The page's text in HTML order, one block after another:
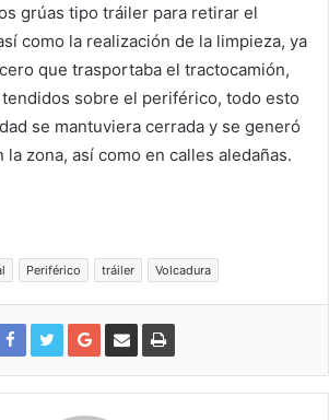
grúas tipo tráiler para retirar el
como la realización de la limpieza, ya
que trasportaba el tractocamión,
sobre el periférico, todo esto
se mantuviera cerrada y se generó
la zona, así como en calles aledañas.
Periférico tráiler Volcadura